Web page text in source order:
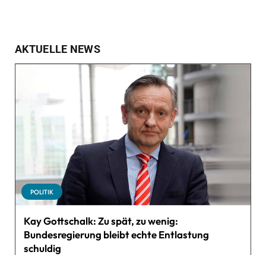
AKTUELLE NEWS
POLITIK
Kay Gottschalk: Zu spät, zu wenig:
Bundesregierung bleibt echte Entlastung
schuldig